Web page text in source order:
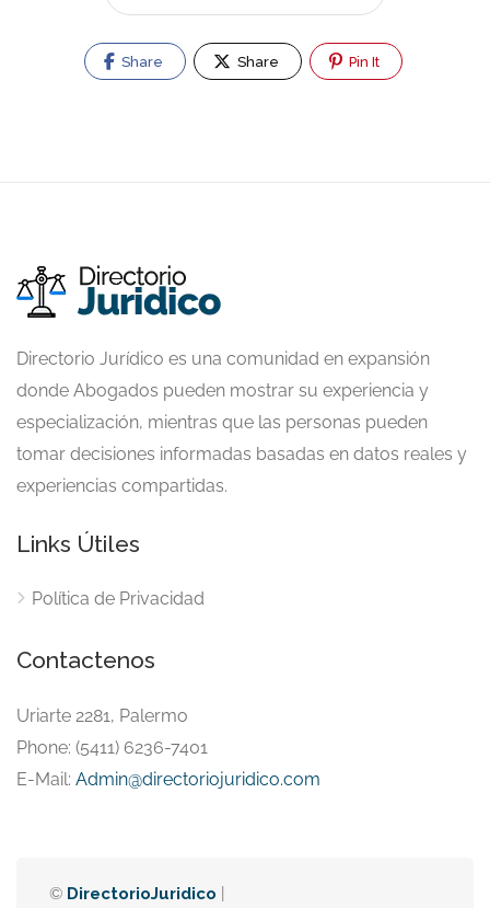
Share Share Pin It
Directorio Jurídico es una comunidad en expansión
donde Abogados pueden mostrar su experiencia y
especialización, mientras que las personas pueden
tomar decisiones informadas basadas en datos reales y
experiencias compartidas.
Links Útiles
Política de Privacidad
Contactenos
Uriarte 2281, Palermo
Phone: (5411) 6236-7401
E-Mail: Admin@directoriojuridico.com
© DirectorioJuridico